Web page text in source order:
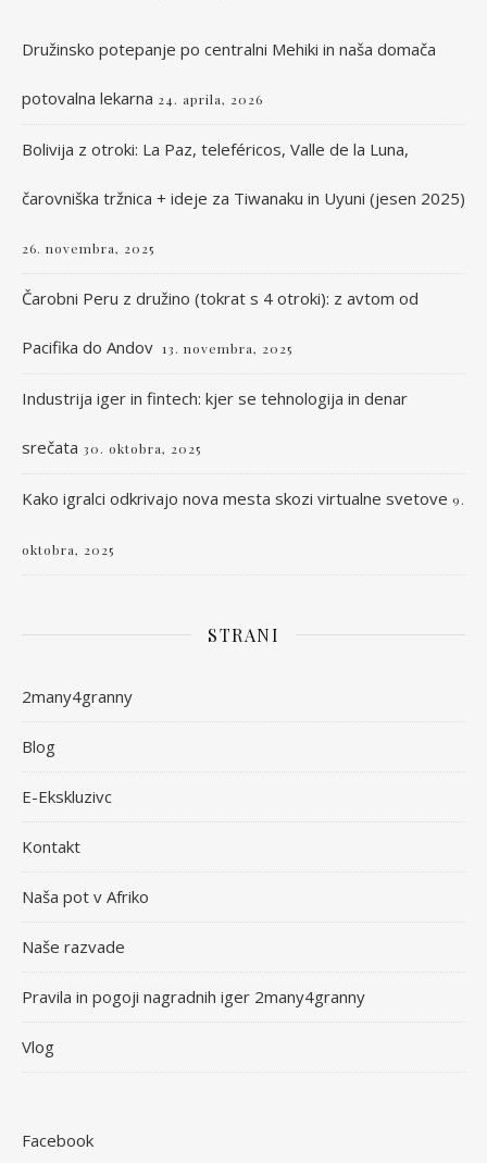
Družinsko potepanje po centralni Mehiki in naša domača
potovalna lekarna 24. aprila, 2026
Bolivija z otroki: La Paz, teleféricos, Valle de la Luna,
čarovniška tržnica + ideje za Tiwanaku in Uyuni (jesen 2025)
26. novembra, 2025
Čarobni Peru z družino (tokrat s 4 otroki): z avtom od
Pacifika do Andov 13. novembra, 2025
Industrija iger in fintech: kjer se tehnologija in denar
srečata 30. oktobra, 2025
Kako igralci odkrivajo nova mesta skozi virtualne svetove 9.
oktobra, 2025
STRANI
2many4granny
Blog
E-Ekskluzivc
Kontakt
Naša pot v Afriko
Naše razvade
Pravila in pogoji nagradnih iger 2many4granny
Vlog
Facebook